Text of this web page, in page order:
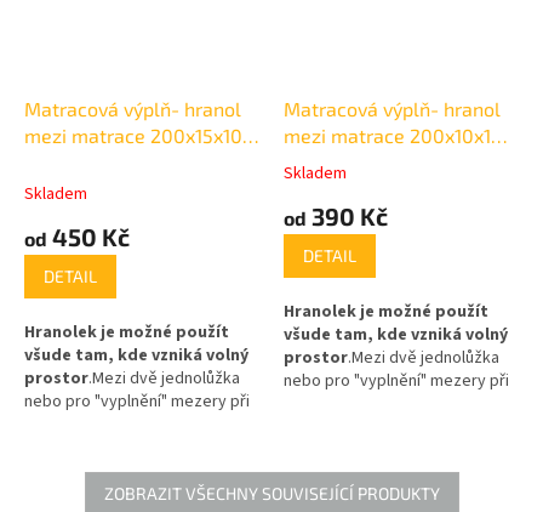
Matracová výplň- hranol
mezi matrace 200x15x10
Skladem
od 450 Kč
DETAIL
Hranolek je možné použít
všude tam, kde vzniká volný
prostor.Mezi dvě jednolůžka
nebo pro "vyplnění" mezery při
přisunutí postele ke zdi z
důvodů lišt na podlaze.
Matracová výplň- hranol
mezi matrace 200x10x10
cm
Průměrné
produktu
5
hvězdiček.
Skladem
od 390 Kč
DETAIL
Hranolek je možné použít
všude tam, kde vzniká volný
prostor.Mezi dvě jednolůžka
nebo pro "vyplnění" mezery při
důvodů lišt na podlaze.
ZOBRAZIT VŠECHNY SOUVISEJÍCÍ PRODUKTY